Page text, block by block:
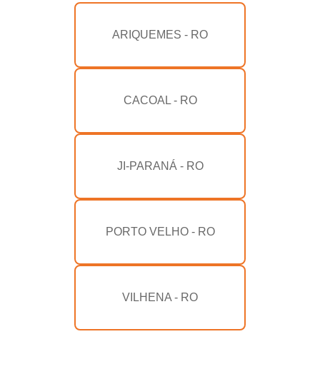
ARIQUEMES - RO
CACOAL - RO
JI-PARANÁ - RO
PORTO VELHO - RO
VILHENA - RO